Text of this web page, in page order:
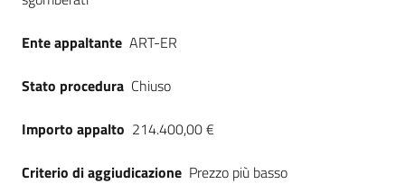
English
site
Ente appaltante ART-ER
Stato procedura Chiuso
Importo appalto 214.400,00 €
Criterio di aggiudicazione Prezzo più basso